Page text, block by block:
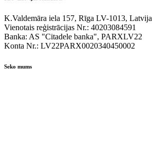
K.Valdemāra iela 157, Rīga LV-1013, Latvija
Vienotais reģistrācijas Nr.: 40203084591
Banka: AS "Citadele banka", PARXLV22
Konta Nr.: LV22PARX0020340450002
Seko mums